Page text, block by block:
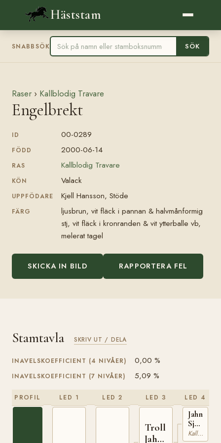
Häststam
SNABBSÖK SÖK
Raser › Kallblodig Travare
Engelbrekt
ID 00-0289
FÖDD 2000-06-14
RAS Kallblodig Travare
KÖN Valack
UPPFÖDARE Kjell Hansson, Stöde
FÄRG
ljusbrun, vit fläck i pannan & halvmånformig
stj, vit fläck i kronranden & vit ytterballe vb,
melerat tagel
SKICKA IN BILD RAPPORTERA FEL
Stamtavla SKRIV UT / DELA
INAVELSKOEFFICIENT (4 NIVÅER) 0,00 %
INAVELSKOEFFICIENT (7 NIVÅER) 5,09 %
PROFIL LED 1 LED 2 LED 3
Troll
Jahn
LED 4
Jahn
Sjur
(NO)
Kallblodig Travare